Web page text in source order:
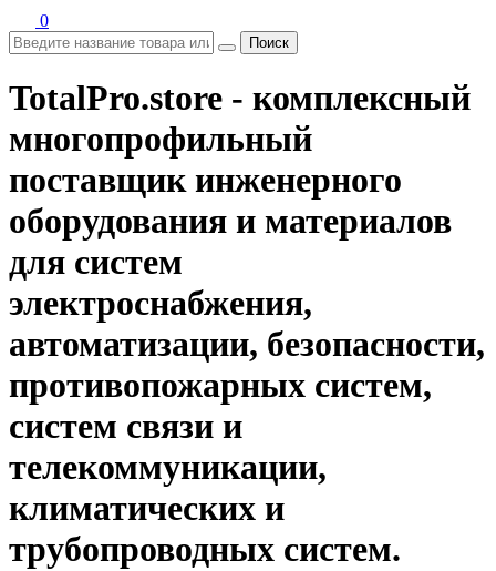
0
Поиск
TotalPro.store - комплексный
многопрофильный
поставщик инженерного
оборудования и материалов
для систем
электроснабжения,
автоматизации, безопасности,
противопожарных систем,
систем связи и
телекоммуникации,
климатических и
трубопроводных систем.